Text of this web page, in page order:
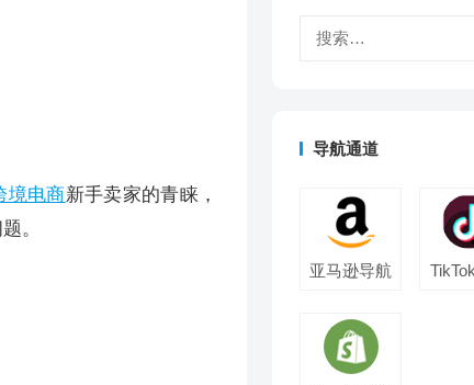
境电商新手卖家的青睐，
。
导航通道
亚马逊导航